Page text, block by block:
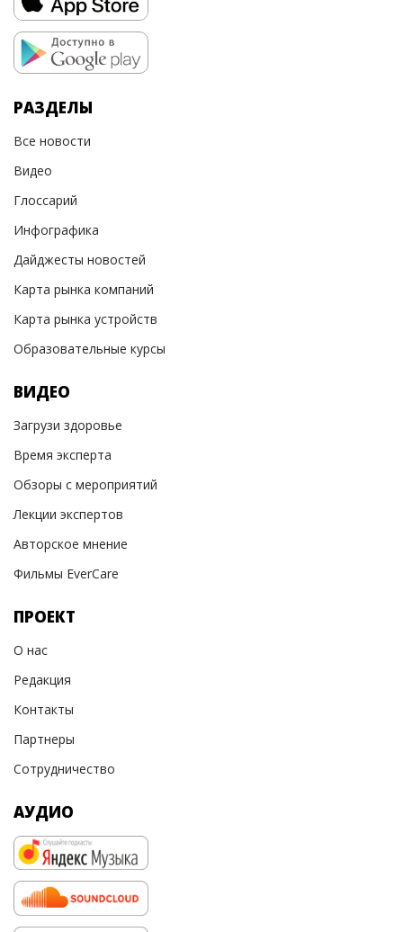
РАЗДЕЛЫ
Все новости
Видео
Глоссарий
Инфографика
Дайджесты новостей
Карта рынка компаний
Карта рынка устройств
Образовательные курсы
ВИДЕО
Загрузи здоровье
Время эксперта
Обзоры с мероприятий
Лекции экспертов
Авторское мнение
Фильмы EverCare
ПРОЕКТ
О нас
Редакция
Контакты
Партнеры
Сотрудничество
АУДИО